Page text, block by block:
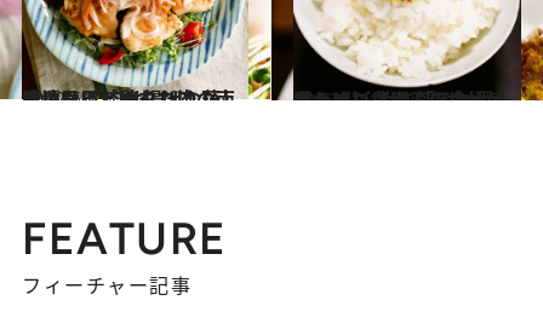
2022.6.7
【レシピ】鶏むね肉の南蛮漬け風 肉は揚げない、漬けない、焼くだけ 蒸し暑い日にピッタリ！
グルメ 2022.10.11
【わさび農家直伝の極旨レシピ】 わさび×おかかのっけごはん 「これが一番うまいごはんの食べ方」
グルメ
FEATURE
フィーチャー記事